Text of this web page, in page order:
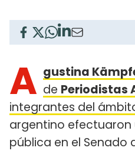
A gustina
de Periodistas
integrantes del
argentino
pública en el Senado